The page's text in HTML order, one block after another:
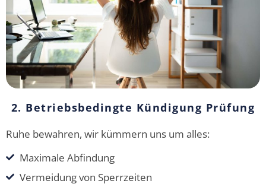
2. Betriebsbedingte Kündigung Prüfung
Ruhe bewahren, wir kümmern uns um alles:
Maximale Abfindung
Vermeidung von Sperrzeiten